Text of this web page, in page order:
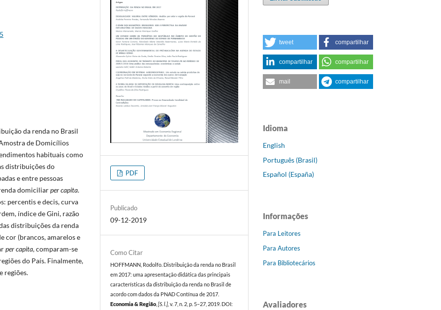
da renda no Brasil
de Domicílios
habituais como
distribuições do
e entre pessoas
domiciliarper capita.
percentis e decis, curva
índice de Gini, razão
distribuições da renda
cor (brancos, amarelos e
per capita, comparam-se
do País. Finalmente,
regiões.
PDF
Publicado
09-12-2019
Como Citar
HOFFMANN, Rodolfo. Distribuição da renda no Brasil
em 2017: uma apresentação didática das principais
características da distribuição da renda no Brasil de
acordo com dados da PNAD Contínua de 2017.
Economia & Região ,[S. l.] , v. 7, n. 2, p. 5–27, 2019. DOI:
tweet compartilhar
compartilhar compartilhar
mail compartilhar
Idioma
English
Português (Brasil)
Español (España)
Informações
Para Leitores
Para Autores
Para Bibliotecários
Avaliadores